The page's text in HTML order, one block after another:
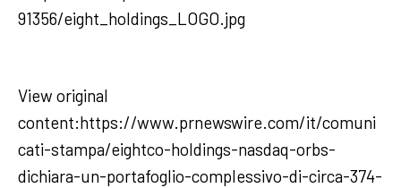
91356/eight_holdings_LOGO.jpg
View original
content:https://www.prnewswire.com/it/comuni
cati-stampa/eightco-holdings-nasdaq-orbs-
dichiara-un-portafoglio-complessivo-di-circa-374-